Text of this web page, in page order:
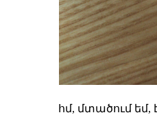
հմ, մտածում եմ,